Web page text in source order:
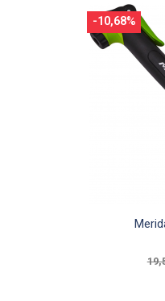

-10,68%